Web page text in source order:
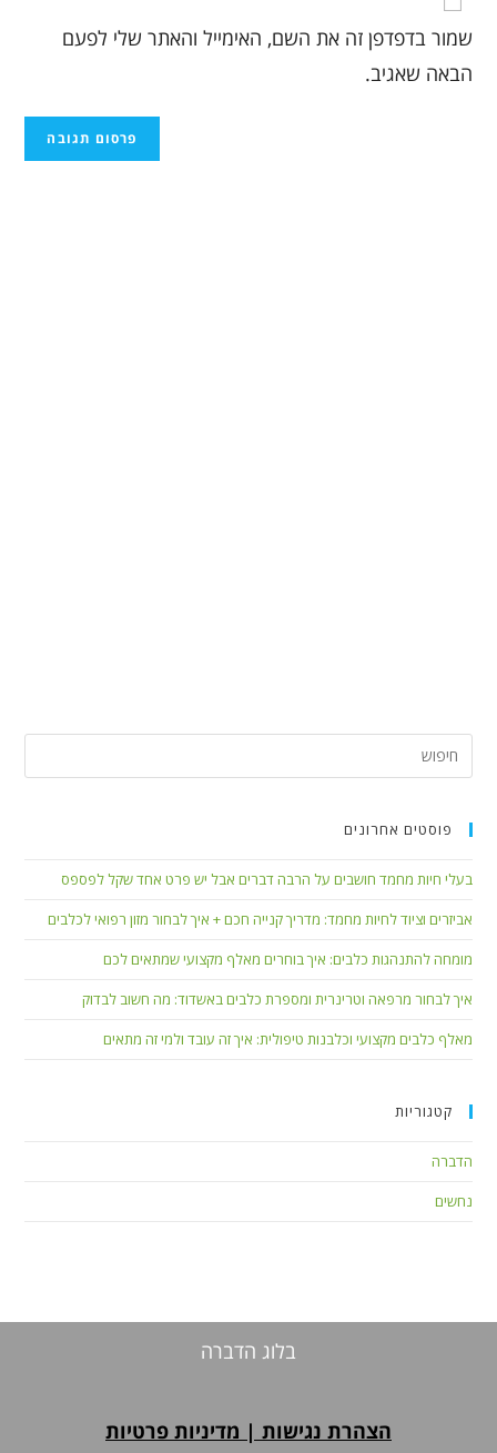
שמור בדפדפן זה את השם, האימייל והאתר שלי לפעם
הבאה שאגיב.
פוסטים אחרונים
בעלי חיות מחמד חושבים על הרבה דברים אבל יש פרט אחד שקל לפספס
אביזרים וציוד לחיות מחמד: מדריך קנייה חכם + איך לבחור מזון רפואי לכלבים
מומחה להתנהגות כלבים: איך בוחרים מאלף מקצועי שמתאים לכם
איך לבחור מרפאה וטרינרית ומספרת כלבים באשדוד: מה חשוב לבדוק
מאלף כלבים מקצועי וכלבנות טיפולית: איך זה עובד ולמי זה מתאים
קטגוריות
הדברה
נחשים
בלוג הדברה
הצהרת נגישות | מדיניות פרטיות